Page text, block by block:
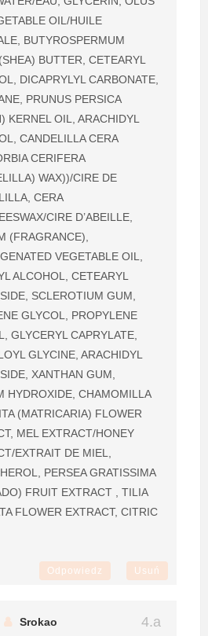
OIL/HUILE
BUTYROSPERMUM
BUTTER, CETEARYL
DICAPRYLYL CARBONATE,
PRUNUS PERSICA
KERNEL OIL, ARACHIDYL
CANDELILLA CERA
CERIFERA
WAX))/CIRE DE
CERA
CIRE D’ABEILLE,
(FRAGRANCE),
VEGETABLE OIL,
ALCOHOL, CETEARYL
SCLEROTIUM GUM,
GLYCOL, PROPYLENE
GLYCERYL CAPRYLATE,
GLYCINE, ARACHIDYL
XANTHAN GUM,
HYDROXIDE, CHAMOMILLA
(MATRICARIA) FLOWER
MEL EXTRACT/HONEY
EXTRAIT DE MIEL,
PERSEA GRATISSIMA
FRUIT EXTRACT , TILIA
FLOWER EXTRACT, CITRIC
Odpowiedz Usuń
Srokao